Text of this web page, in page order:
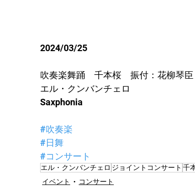
2024/03/25
吹奏楽舞踊　千本桜　振付：花柳琴臣
エル・クンバンチェロ
Saxphonia
#吹奏楽
#日舞
#コンサート
エル・クンバンチェロ ジョイントコンサート 千
イベント
コンサート